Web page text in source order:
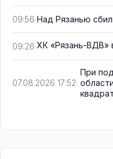
09:56 Над Рязанью
09:26 ХК «Рязань-ВДВ»
07.08.2026 17:52
При